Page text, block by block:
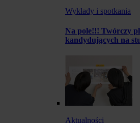
Wykłady i spotkania
Na pole!!! Twórczy
kandydujących na
Aktualności